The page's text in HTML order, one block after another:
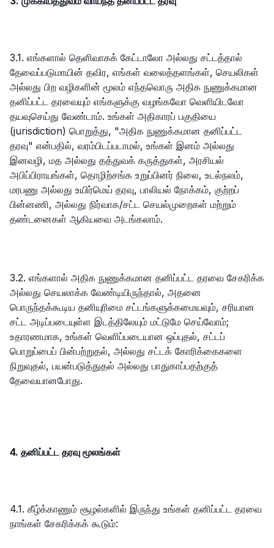
3.1. எங்களால் தெளிவாகக் கேட்டாலோ அல்லது சட்டத்தால்
தேவைப்படுமாயின் தவிர, எங்கள் வலைத்தளங்கள், செயலிகள்
அல்லது பிற வழிகளின் மூலம் எந்தவொரு அதிக நுணுக்கமான
தனிப்பட்ட தரவையும் எங்களுக்கு வழங்கவோ வெளியிடவோ
தயவுசெய்து வேண்டாம். உங்கள் அதிகாரப் பகுதியை
(jurisdiction) பொறுத்து, "அதிக நுணுக்கமான தனிப்பட்ட
தரவு" என்பதில், வரம்பிடப்படாமல், உங்கள் இனம் அல்லது
இனவழி, மத அல்லது தத்துவக் கருத்துகள், அரசியல்
அபிப்பிராயங்கள், தொழிற்சங்க உறுப்பினர் நிலை, உடல்நலம்,
மரபணு அல்லது உயிர்மெய் தரவு, பாலியல் நோக்கம், குற்றப்
பின்னணி, அல்லது நிர்வாக/சட்ட செயல்முறைகள் மற்றும்
தண்டனைகள் ஆகியவை அடங்கலாம்.
3.2. எங்களால் அதிக நுணுக்கமான தனிப்பட்ட தரவை சேகரிக்க
அல்லது செயலாக்க வேண்டியிருந்தால், அதனை
பொருந்தக்கூடிய தனியுரிமை சட்டங்களுக்கமையவும், சரியான
சட்ட அடிப்படையுள்ள இடத்திலேயும் மட்டுமே செய்வோம்;
உதாரணமாக, உங்கள் வெளிப்படையான ஒப்புதல், சட்டப்
பொறுப்பைப் பின்பற்றுதல், அல்லது சட்டக் கோரிக்கைகளை
நிறுவுதல், பயன்படுத்துதல் அல்லது பாதுகாப்பதற்குத்
தேவையானபோது.
4. தனிப்பட்ட தரவு மூலங்கள்
4.1. கீழ்க்காணும் சூழல்களில் இருந்து உங்கள் தனிப்பட்ட தரவை
நாங்கள் சேகரிக்கக் கூடும்: